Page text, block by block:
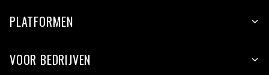
PLATFORMEN
VOOR BEDRIJVEN